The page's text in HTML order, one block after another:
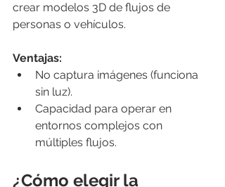
crear modelos 3D de flujos de
personas o vehículos.
Ventajas:
No captura imágenes (funciona
sin luz).
Capacidad para operar en
entornos complejos con
múltiples flujos.
¿Cómo elegir la